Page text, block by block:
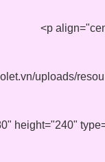
<p
uploads/
height="240"